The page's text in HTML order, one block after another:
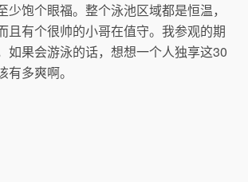
少饱个眼福。整个泳池区域都是恒温，
且有个很帅的小哥在值守。我参观的期
如果会游泳的话，想想一个人独享这30
多爽啊。